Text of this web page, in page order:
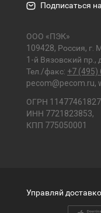
Подписаться
ООО «ПЭК»
109428, Россия, г.
1-й Вязовский пр.,
Тел./факс: +7 (495)
pecom@pecom.ru,
ОГРН
ИНН 7721823853,
КПП 775050001
Управляй